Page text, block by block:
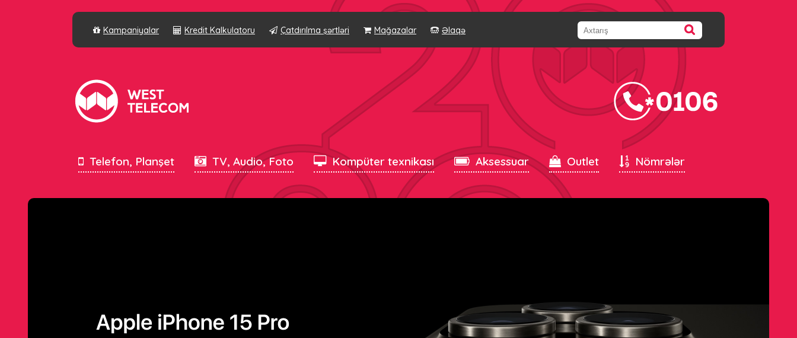
Kampaniyalar Kredit Kalkulatoru Çatdırılma şərtləri Mağazalar Əlaqə
Telefon, Planşet TV, Audio, Foto Kompüter texnikası Aksessuar Outlet Nömrələr